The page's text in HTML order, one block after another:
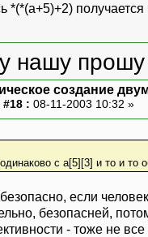
*(*(a+5)+2)
нашу
создание
#18 : 08-11-2003 10:32 »
с a[5][3] и то и то
если
безопасней,
- тоже не все